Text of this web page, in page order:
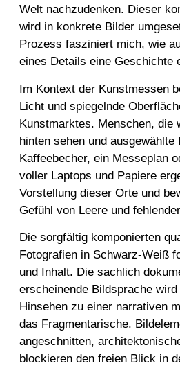
Welt nachzudenken. Dieser
wird in konkrete Bilder
Prozess fasziniert mich, wie
eines Details eine Geschichte
Im Kontext der Kunstmessen
Licht und spiegelnde
Kunstmarktes. Menschen, die
hinten sehen und ausgewählte
Kaffeebecher, ein Messeplan
voller Laptops und Papiere
Vorstellung dieser Orte und
Gefühl von Leere und
Die sorgfältig komponierten
Fotografien in Schwarz-Weiß
und Inhalt. Die sachlich
erscheinende Bildsprache wird
Hinsehen zu einer narrativen
das Fragmentarische.
angeschnitten,
blockieren den freien Blick in